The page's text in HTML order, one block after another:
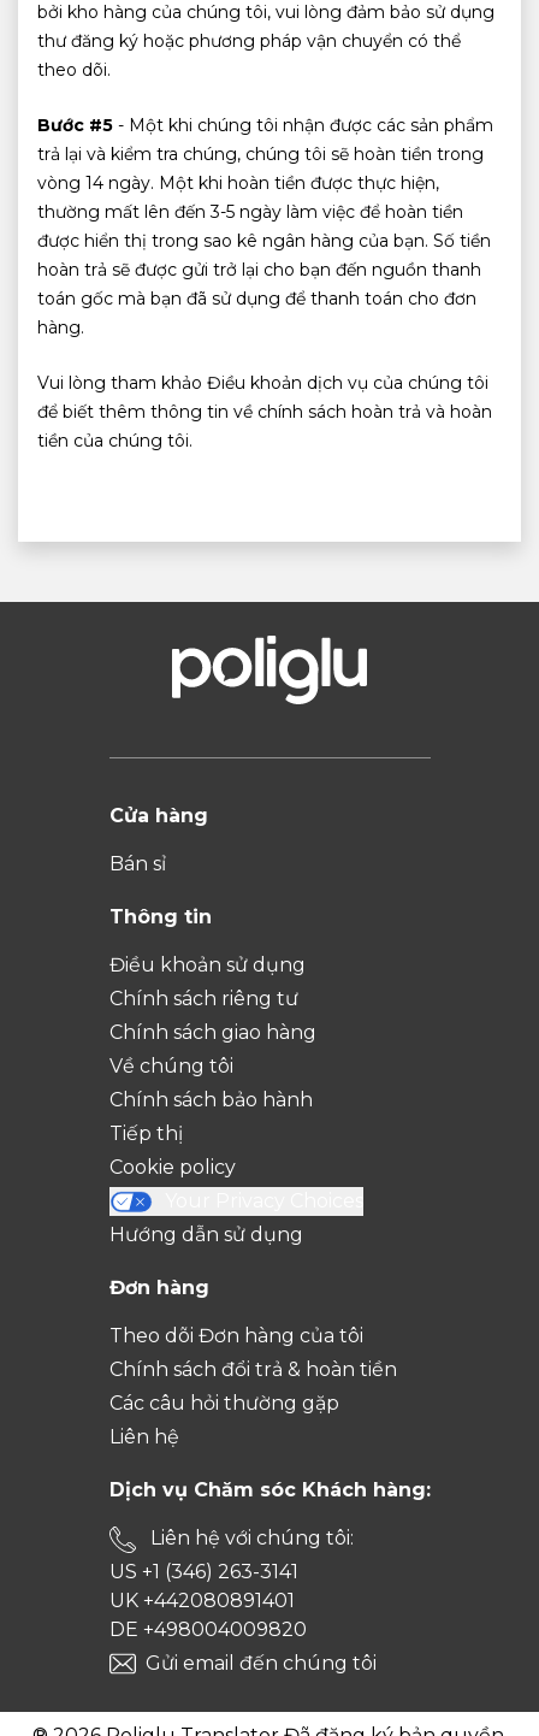
bởi kho hàng của chúng tôi, vui lòng đảm bảo sử dụng
thư đăng ký hoặc phương pháp vận chuyển có thể
theo dõi.
Bước #5 - Một khi chúng tôi nhận được các sản phẩm
trả lại và kiểm tra chúng, chúng tôi sẽ hoàn tiền trong
vòng 14 ngày. Một khi hoàn tiền được thực hiện,
thường mất lên đến 3-5 ngày làm việc để hoàn tiền
được hiển thị trong sao kê ngân hàng của bạn. Số tiền
hoàn trả sẽ được gửi trở lại cho bạn đến nguồn thanh
toán gốc mà bạn đã sử dụng để thanh toán cho đơn
hàng.
Vui lòng tham khảo Điều khoản dịch vụ của chúng tôi
để biết thêm thông tin về chính sách hoàn trả và hoàn
tiền của chúng tôi.
Cửa hàng
Bán sỉ
Thông tin
Điều khoản sử dụng
Chính sách riêng tư
Chính sách giao hàng
Về chúng tôi
Chính sách bảo hành
Tiếp thị
Cookie policy
Hướng dẫn sử dụng
Đơn hàng
Theo dõi Đơn hàng của tôi
Chính sách đổi trả & hoàn tiền
Các câu hỏi thường gặp
Liên hệ
Dịch vụ Chăm sóc Khách hàng:
Liên hệ với chúng tôi:
US +1 (346) 263-3141
UK +442080891401
DE +498004009820
Gửi email đến chúng tôi